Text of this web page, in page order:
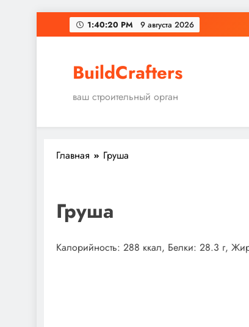
Перейти
к
1:40:21 PM 9 августа 2026
BuildCrafters
ваш строительный орган
Главная Груша
Груша
Калорийность: 288 ккал, Белки: 28.3 г,